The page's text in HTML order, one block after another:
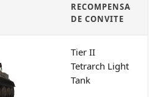
RECOMPENSA
DE CONVITE
Tier II
Tetrarch Light
Tank